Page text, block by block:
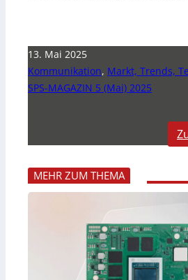
13. Mai 2025
Kommunikation, Markt, Trends,
SPS-MAGAZIN 5 (Mai) 2025
MEHR ZUM THEMA